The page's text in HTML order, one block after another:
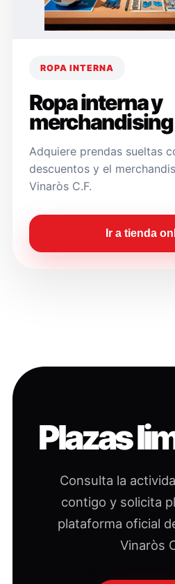
ROPA INTERNA
Ropa interna y
merchandising
Adquiere prendas sueltas
descuentos y el
Vinaròs C.F.
Ir a tienda
Plazas
Consulta la
contigo y solicita
plataforma oficial
Vinaròs